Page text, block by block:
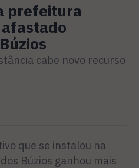
prefeitura
cabe novo recurso
que se instalou na
Búzios ganhou mais